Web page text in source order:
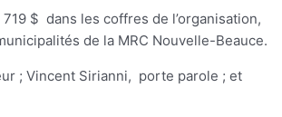
719 $ dans les coffres de l’organisation,
de la MRC Nouvelle-Beauce.
; Vincent Sirianni, porte parole ; et